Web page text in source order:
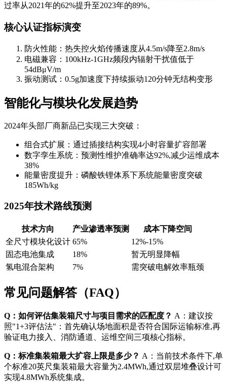
过率从2021年的62%提升至2023年的89%。
核心认证指标演变
防火性能：热失控火焰传播速度从4.5m/s降至2.8m/s
电磁兼容：100kHz-1GHz频段内辐射干扰值低于
54dBμV/m
振动测试：0.5g加速度下持续振动120分钟无结构变形
智能化与模块化发展趋势
2024年头部厂商新品已实现三大突破：
组合式扩展：通过插接结构实现4小时容量扩容部署
数字孪生系统：预测性维护准确率达92%,减少运维成本
38%
能量密度提升：磷酸铁锂体系下系统能量密度突破
185Wh/kg
2025年技术路线预测
技术方向 产业渗透率预测
成本下降空间
全尺寸模块化设计 65%
12%-15%
固态电池集成
18%
暂无明显降幅
氢电混合架构
7% 需突破电解效率瓶颈
常见问题解答（FAQ）
Q：如何评估集装箱尺寸与项目需求的匹配度？ A：建议按
照"1+3评估法"：首先确认场地面积是否符合国际运输标准,再
验证电力接入、消防通道、运维空间三项核心指标。
Q：标准集装箱最大扩容上限是多少？ A：当前技术条件下,单
个标准20英尺集装箱最大容量为2.4MWh,通过双层堆叠设计可
实现4.8MWh系统集成。